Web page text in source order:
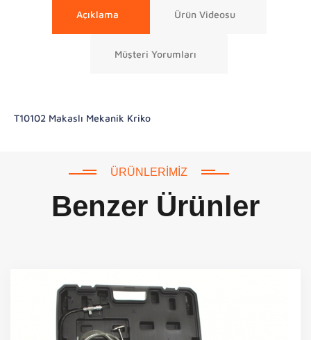
Açıklama Ürün Videosu
Müşteri Yorumları
T10102 Makaslı Mekanik Kriko
ÜRÜNLERIMIZ
Benzer Ürünler